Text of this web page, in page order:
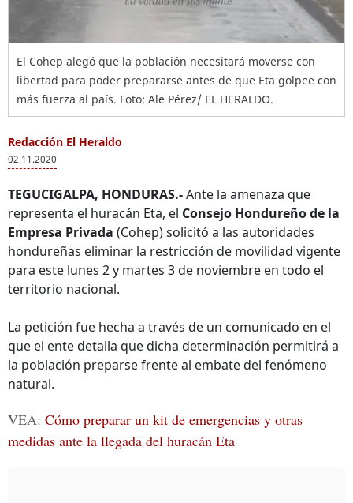
El Cohep alegó que la población necesitará moverse con
libertad para poder prepararse antes de que Eta golpee con
más fuerza al país. Foto: Ale Pérez/ EL HERALDO.
Redacción El Heraldo
02.11.2020
TEGUCIGALPA, HONDURAS.-Ante la amenaza que
representa el huracán Eta, el Consejo Hondureño de la
Empresa Privada (Cohep) solicitó a las autoridades
hondureñas eliminar la restricción de movilidad vigente
para este lunes 2 y martes 3 de noviembre en todo el
territorio nacional.
La petición fue hecha a través de un comunicado en el
que el ente detalla que dicha determinación permitirá a
la población preparse frente al embate del fenómeno
natural.
VEA: Cómo preparar un kit de emergencias y otras
medidas ante la llegada del huracán Eta